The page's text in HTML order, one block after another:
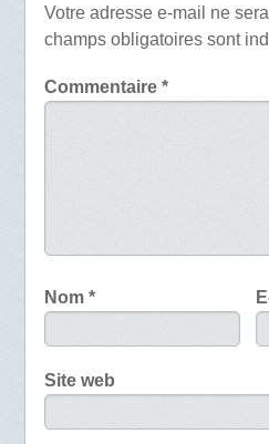
Votre adresse e-mail ne
champs obligatoires sont
Commentaire *
Nom *
Site web